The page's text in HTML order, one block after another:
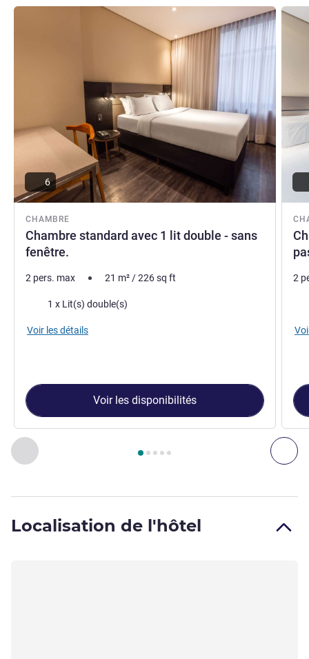
Ditmar Seiler, Direction de l'hôtel
Précédent - Chambre
Page , Chambre 1 : Chambre standard avec 1 lit
CHAMBRE
Chambre standard avec 1 lit double - sans
fenêtre.
Voir les détails
6
2 pers. max 21 m²/226sq ft
Literie1 x Lit(s) double(s)
Voir les détails
Voir les disponibilités
Voir
2
Localisation de l'hôtel